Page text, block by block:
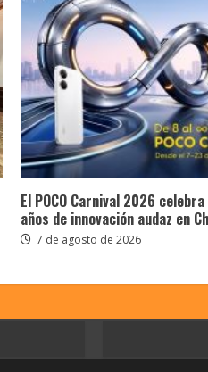
El POCO Carnival 2026
años de innovación audaz en
7 de agosto de 2026